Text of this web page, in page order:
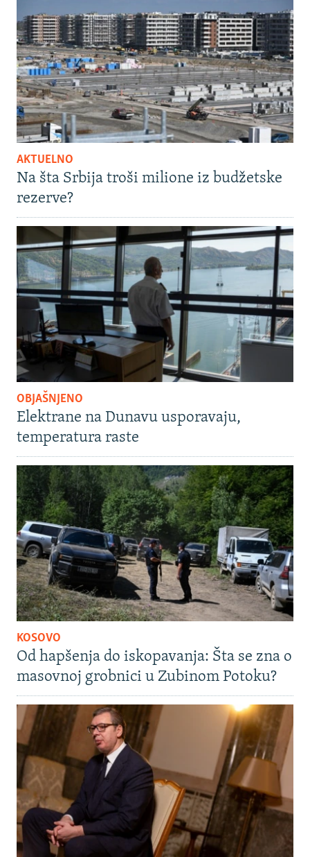
AKTUELNO
Na šta Srbija troši milione iz budžetske
rezerve?
OBJAŠNJENO
Elektrane na Dunavu usporavaju,
temperatura raste
KOSOVO
Od hapšenja do iskopavanja: Šta se zna o
masovnoj grobnici u Zubinom Potoku?